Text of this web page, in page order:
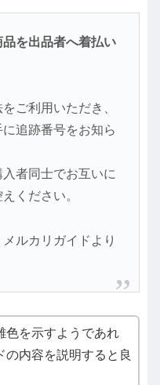
を出品者へ着払い
ご利用いただき、
追跡番号をお知ら
者同士でお互いに
ください。
メルカリガイドより
色を示すようであれ
の内容を説明すると良